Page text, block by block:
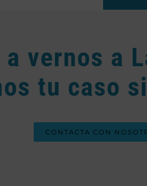
a vernos a
tu caso
CONTACTA CON